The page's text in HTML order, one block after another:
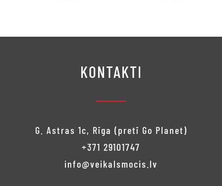
KONTAKTI
G. Astras 1c, Rīga (pretī Go Planet)
+371 29101747
info@veikalsmocis.lv